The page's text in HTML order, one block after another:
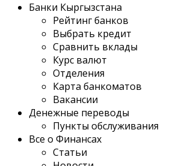
Банки Кыргызстана
Рейтинг банков
Выбрать кредит
Сравнить вклады
Курс валют
Отделения
Карта банкоматов
Вакансии
Денежные переводы
Пункты обслуживания
Все о Финансах
Статьи